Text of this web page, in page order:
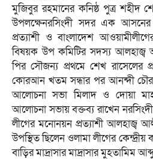
মুজিবুর রহমানের কনিষ্ঠ পুত্র শহীদ
উপলক্ষেনরসিংদী সদর এক
প্রত্যাশী ও বাংলাদেশ
বিষয়ক উপ কমিটির সদস্য
পির সৌজন্য প্রথমে শেখ রাসেলের
কোরআন খতম সন্ধার পর আনন্দী
আলোচনা সভা মিলাদ ও দোয়া
আলোচনা সভায় বক্তব্য রাখেন
লীগের মনোনয়ন প্রত্যাশী আলহাজ্ব
উপস্থিত ছিলেন ওলামা লীগের
বাড়ির মাদ্রাসার মাদ্রাসার মুহতামিম